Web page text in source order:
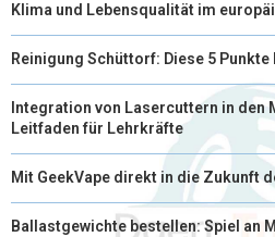
Klima und Lebensqualität im
Reinigung Schüttorf: Diese 5
Integration von Lasercuttern in den
Leitfaden für Lehrkräfte
Mit GeekVape direkt in die Zukunft
Ballastgewichte bestellen: Spiel an